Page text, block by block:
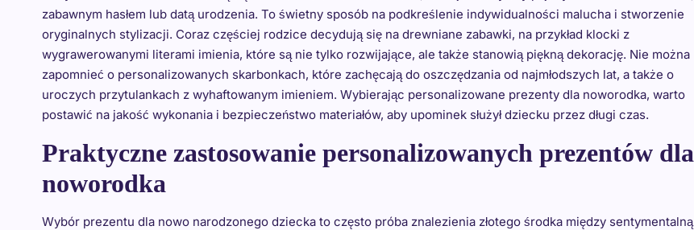
zabawnym hasłem lub datą urodzenia. To świetny sposób na podkreślenie indywidualności malucha i stworzenie
oryginalnych stylizacji. Coraz częściej rodzice decydują się na drewniane zabawki, na przykład klocki z
wygrawerowanymi literami imienia, które są nie tylko rozwijające, ale także stanowią piękną dekorację. Nie można
zapomnieć o personalizowanych skarbonkach, które zachęcają do oszczędzania od najmłodszych lat, a także o
uroczych przytulankach z wyhaftowanym imieniem. Wybierając personalizowane prezenty dla noworodka, warto
postawić na jakość wykonania i bezpieczeństwo materiałów, aby upominek służył dziecku przez długi czas.
Praktyczne zastosowanie personalizowanych prezentów dla
noworodka
Wybór prezentu dla nowo narodzonego dziecka to często próba znalezienia złotego środka między sentymentalną